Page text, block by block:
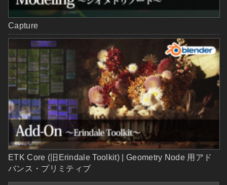
Capture
ETK Core (旧Erindale Toolkit) | Geometry Node 用アド
バンス・プリミティブ